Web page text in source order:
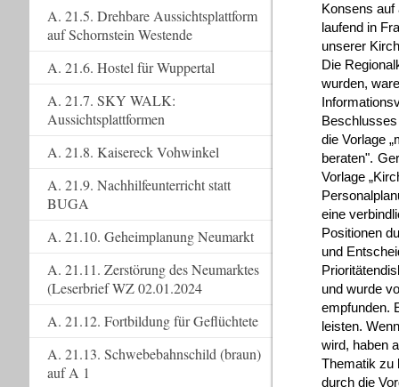
Konsens auf
laufend in
unserer
Die
wurden,
die Vorlage
beraten".
Vorlage
eine
Positionen
und
und wurde
empfunden.
leisten.
wird, haben
Thematik zu
durch die
A. 21.5. Drehbare Aussichtsplattform
auf Schornstein Westende
A. 21.6. Hostel für Wuppertal
A. 21.7. SKY WALK:
Aussichtsplattformen
A. 21.8. Kaisereck Vohwinkel
A. 21.9. Nachhilfeunterricht statt
BUGA
A. 21.10. Geheimplanung Neumarkt
A. 21.11. Zerstörung des Neumarktes
(Leserbrief WZ 02.01.2024
A. 21.12. Fortbildung für Geflüchtete
A. 21.13. Schwebebahnschild (braun)
auf A 1